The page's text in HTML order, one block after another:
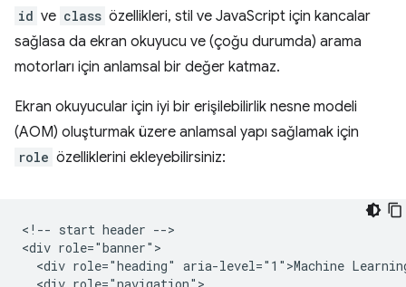
id ve class özellikleri, stil ve JavaScript için kancalar
sağlasa da ekran okuyucu ve (çoğu durumda) arama
motorları için anlamsal bir değer katmaz.
Ekran okuyucular için iyi bir erişilebilirlik nesne modeli
(AOM) oluşturmak üzere anlamsal yapı sağlamak için
role özelliklerini ekleyebilirsiniz:
<!-- start header -->
<div role="banner">
<div role="heading" aria-level="1">Machine